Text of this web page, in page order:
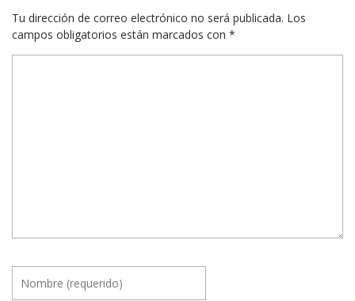
Tu dirección de correo electrónico no será publicada. Los
campos obligatorios están marcados con *